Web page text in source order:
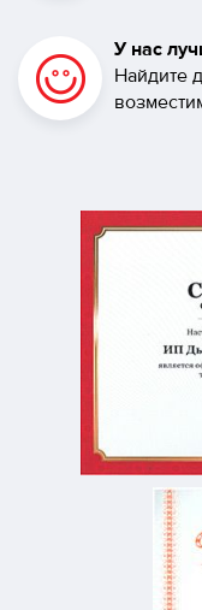
У нас
Найдите